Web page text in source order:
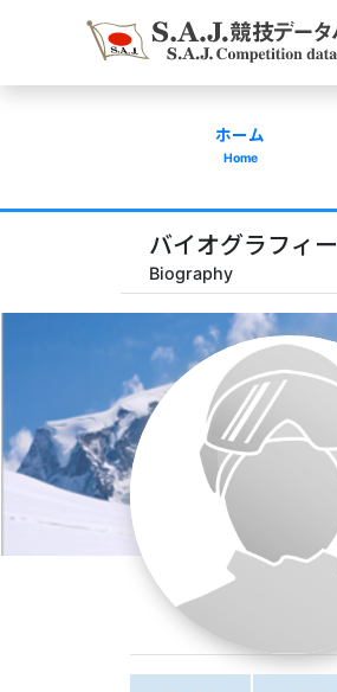
ホーム
Home
バイオグラフィー
Biography